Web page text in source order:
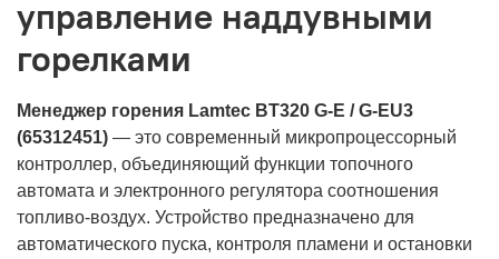
управление наддувными
горелками
Менеджер горения Lamtec BT320 G-E / G-EU3
(65312451) — это современный микропроцессорный
контроллер, объединяющий функции топочного
автомата и электронного регулятора соотношения
топливо-воздух. Устройство предназначено для
автоматического пуска, контроля пламени и остановки